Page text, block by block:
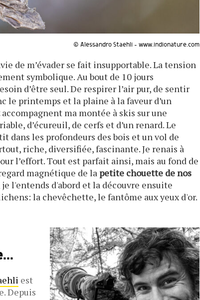
© Alessandro Staehli - www.indionature.com
de m’évader se fait insupportable. La tension
symbolique. Au bout de 10 jours
d’être seul. De respirer l’air pur, de sentir
le printemps et la plaine à la faveur d’un
accompagnent ma montée à skis sur une
d’écureuil, de cerfs et d’un renard. Le
les profondeurs des bois et un vol de
riche, diversifiée, fascinante. Je renais à
l’effort. Tout est parfait ainsi, mais au fond de
magnétique de lapetite chouette de nos
l'entends d'abord et la découvre ensuite
la chevêchette, le fantôme aux yeux d'or.
est
Depuis